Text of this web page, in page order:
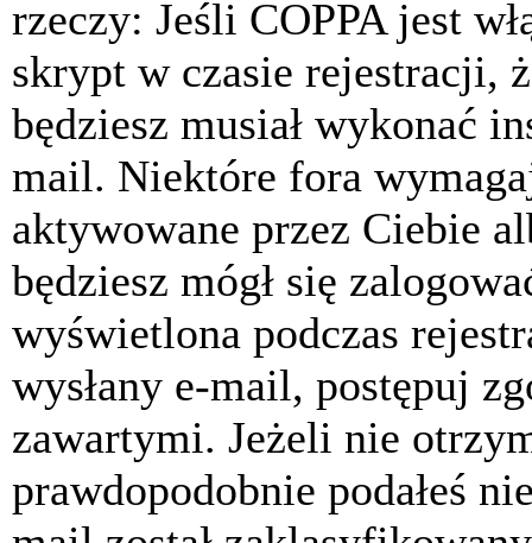
rzeczy: Jeśli COPPA jest
skrypt w czasie rejestracji,
będziesz musiał wykonać
mail. Niektóre fora
aktywowane przez Ciebie
będziesz mógł się
wyświetlona podczas
wysłany e-mail, postępuj
zawartymi. Jeżeli nie
prawdopodobnie podałeś